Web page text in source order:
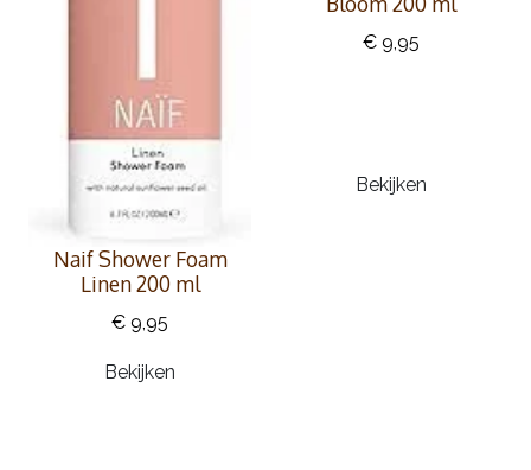
Naif Shower Foam
Linen 200 ml
€ 9,95
Bekijken
€ 9,95
Bekijken